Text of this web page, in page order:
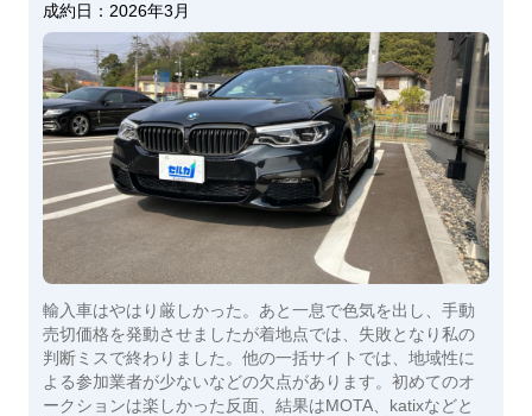
成約日： 2026年3月
輸入車はやはり厳しかった。あと一息で色気を出し、手動
売切価格を発動させましたが着地点では、失敗となり私の
判断ミスで終わりました。他の一括サイトでは、地域性に
よる参加業者が少ないなどの欠点があります。初めてのオ
ークションは楽しかった反面、結果はMOTA、katixなどと